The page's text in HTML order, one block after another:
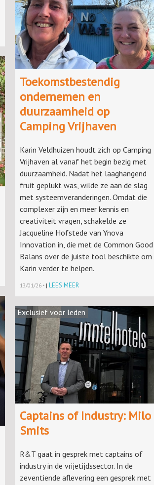
Toekomstbestendig
ondernemen en
duurzaamheid op
Camping Vrijhaven
Karin Veldhuizen houdt zich op Camping
Vrijhaven al vanaf het begin bezig met
duurzaamheid. Nadat het laaghangend
fruit geplukt was, wilde ze aan de slag
met systeemveranderingen. Omdat die
complexer zijn en meer kennis en
creativiteit vragen, schakelde ze
Jacqueline Hofstede van Ynova
Innovation in, die met de Common Good
Balans over de juiste tool beschikte om
Karin verder te helpen.
13/01/26 · | LEES MEER
Exclusief voor leden
Captains of Industry: Milo
Smits
R&T gaat in gesprek met captains of
industry in de vrijetijdssector. In de
zeventiende aflevering een gesprek met